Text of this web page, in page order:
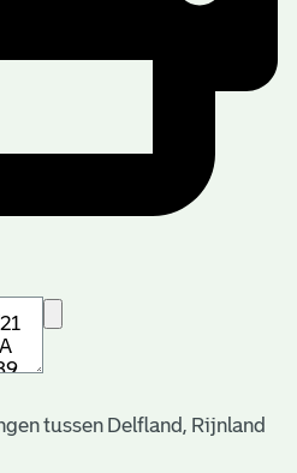
tussen Delfland, Rijnland